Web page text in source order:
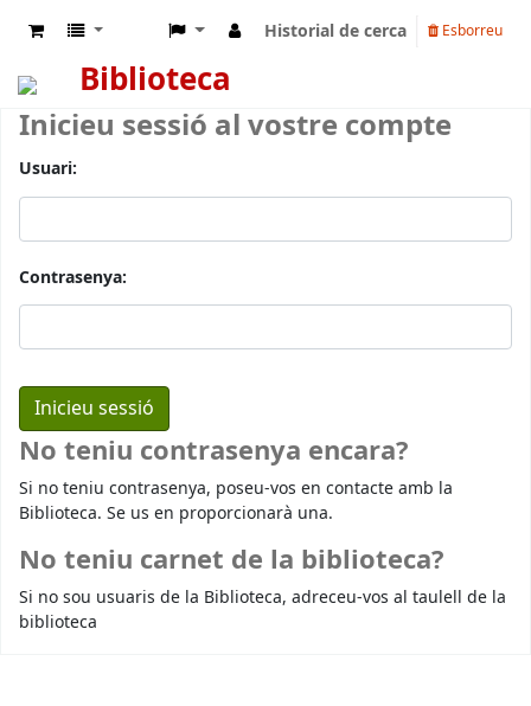
Historial de cerca Esborreu
Biblioteca
Inicieu sessió al vostre compte
Usuari:
Contrasenya:
No teniu contrasenya encara?
Si no teniu contrasenya, poseu-vos en contacte amb la
Biblioteca. Se us en proporcionarà una.
No teniu carnet de la biblioteca?
Si no sou usuaris de la Biblioteca, adreceu-vos al taulell de la
biblioteca